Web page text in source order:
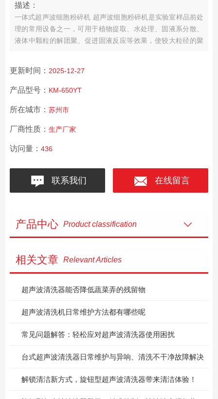
描述：
一体式超声波细胞粉碎机 超声波细胞粉碎机是实验室样品前处
理的常用设备之一，可用于植物提取、水处理、固液系分散、
液体中颗粒的解团聚、促进固液反应等效果，使较大粒径的聚
染料、光学、珠宝首饰、航天、五金、汽车制造等领域。
更新时间： 2025-12-27
产品型号： KM-650YT
所在城市： 苏州市
厂商性质： 生产厂家
访问量： 436
联系我们 在线留言
产品中心 Product classification
相关文章 Relevant Articles
超声波清洗器能否降低蔬菜弄的残留物
超声波清洗机日常维护方法都有哪些呢
常见问题解答：轻松应对超声波清洗器使用困扰
台式超声波清洗器日常维护与异响、清洗不干净故障解决
解锁清洁新方式，旋钮型超声波清洗器带来清洁体验！